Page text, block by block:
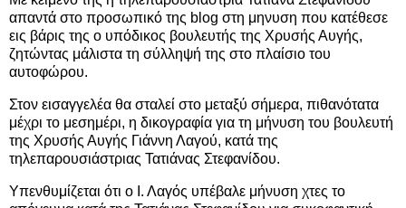
απαντά στο προσωπικό της blog στη μηνυση που κατέθεσε
εις βάρις της ο υπόδικος βουλευτής της Χρυσής Αυγής,
ζητώντας μάλιστα τη σύλληψή της στο πλαίσιο του
αυτοφώρου.
Στον εισαγγελέα θα σταλεί στο μεταξύ σήμερα, πιθανότατα
μέχρι το μεσημέρι, η δικογραφία για τη μήνυση του βουλευτή
της Χρυσής Αυγής Γιάννη Λαγού, κατά της
τηλεπαρουσιάστριας Τατιάνας Στεφανίδου.
Υπενθυμίζεται ότι ο Ι. Λαγός υπέβαλε μήνυση χτες το